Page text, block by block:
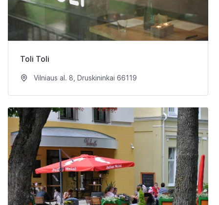
Toli Toli
Vilniaus al. 8, Druskininkai 66119